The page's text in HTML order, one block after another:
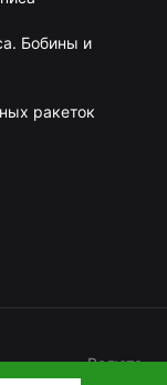
Бобины и
ракеток
Валюта